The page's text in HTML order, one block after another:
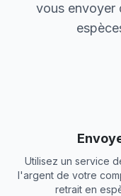
vous envoyer
Utilisez un service
l'argent de votre
retrait en